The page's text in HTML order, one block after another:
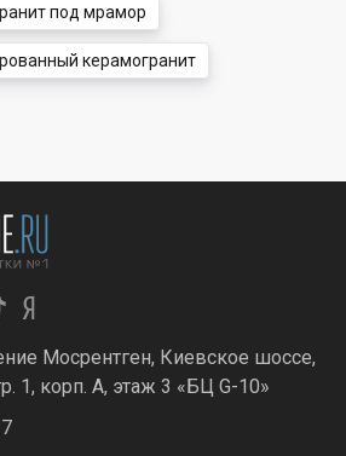
под мрамор
керамогранит
Мосрентген, Киевское шоссе,
1, корп. А, этаж 3 «БЦ G-10»